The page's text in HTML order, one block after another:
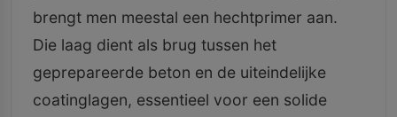
brengt men meestal een hechtprimer aan.
Die laag dient als brug tussen het
geprepareerde beton en de uiteindelijke
coatinglagen, essentieel voor een solide